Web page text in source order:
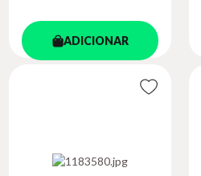
ADICIONAR